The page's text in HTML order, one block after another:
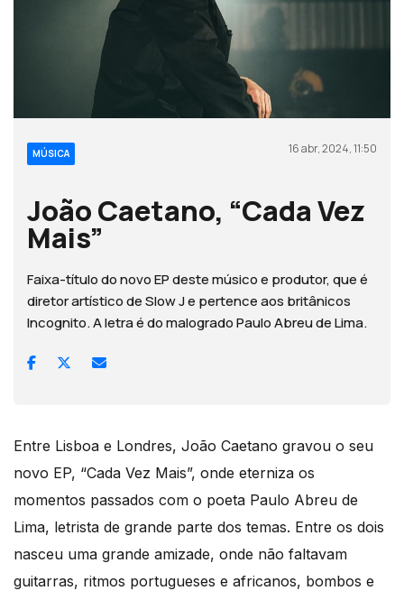
MÚSICA 16 abr, 2024, 11:50
João Caetano, “Cada Vez
Mais”
Faixa-título do novo EP deste músico e produtor, que é
diretor artístico de Slow J e pertence aos britânicos
Incognito. A letra é do malogrado Paulo Abreu de Lima.
Entre Lisboa e Londres, João Caetano gravou o seu
novo EP, “Cada Vez Mais”, onde eterniza os
momentos passados com o poeta Paulo Abreu de
Lima, letrista de grande parte dos temas. Entre os dois
nasceu uma grande amizade, onde não faltavam
guitarras, ritmos portugueses e africanos, bombos e